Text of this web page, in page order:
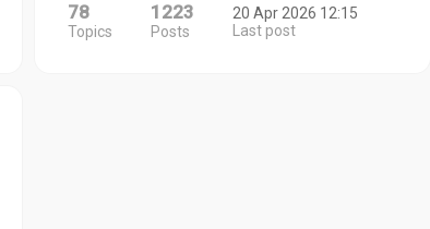
78
Topics
1223
Posts
20 Apr 2026 12:15
Last post